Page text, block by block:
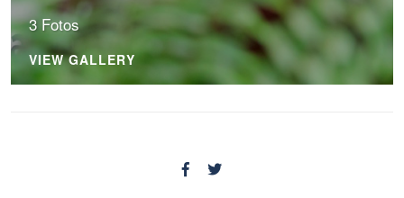
3 Fotos
VIEW GALLERY